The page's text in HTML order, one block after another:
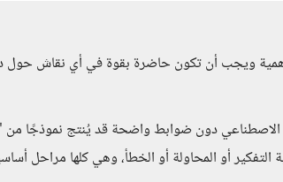
ويجب أن تكون حاضرة بقوة في أي نقاش حول
الاصطناعي دون ضوابط واضحة قد يُنتج نموذجًا
التفكير أو المحاولة أو الخطأ، وهي كلها مراحل